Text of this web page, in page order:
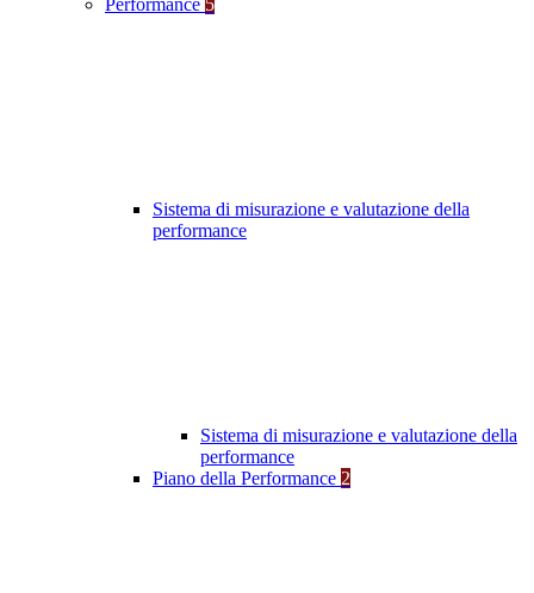
Performance 5
Sistema di misurazione e valutazione della
performance
Sistema di misurazione e valutazione della
performance
Piano della Performance 2